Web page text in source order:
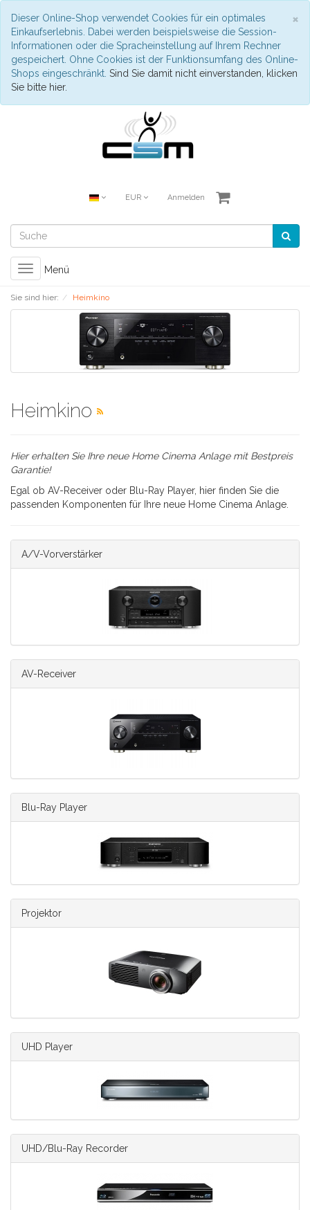
×
Dieser Online-Shop verwendet Cookies für ein optimales
Einkaufserlebnis. Dabei werden beispielsweise die Session-
Informationen oder die Spracheinstellung auf Ihrem Rechner
gespeichert. Ohne Cookies ist der Funktionsumfang des Online-
Shops eingeschränkt. Sind Sie damit nicht einverstanden, klicken
Sie bitte hier.
EUR Anmelden
Toggle
navigation
Menü
Sie sind hier: Heimkino
Heimkino
Hier erhalten Sie Ihre neue Home Cinema Anlage mit Bestpreis
Garantie!
Egal ob AV-Receiver oder Blu-Ray Player, hier finden Sie die
passenden Komponenten für Ihre neue Home Cinema Anlage.
A/V-Vorverstärker
AV-Receiver
Blu-Ray Player
Projektor
UHD Player
UHD/Blu-Ray Recorder